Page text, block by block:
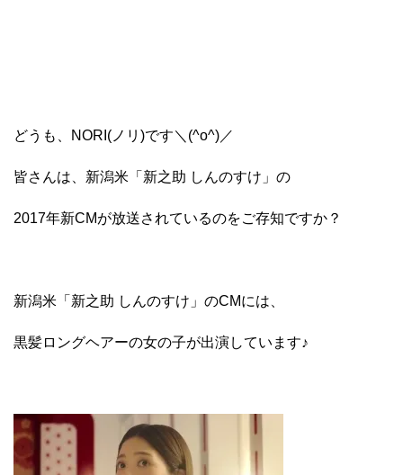
どうも、NORI(ノリ)です＼(^o^)／
皆さんは、新潟米「新之助 しんのすけ」の
2017年新CMが放送されているのをご存知ですか？
新潟米「新之助 しんのすけ」のCMには、
黒髪ロングヘアーの女の子が出演しています♪